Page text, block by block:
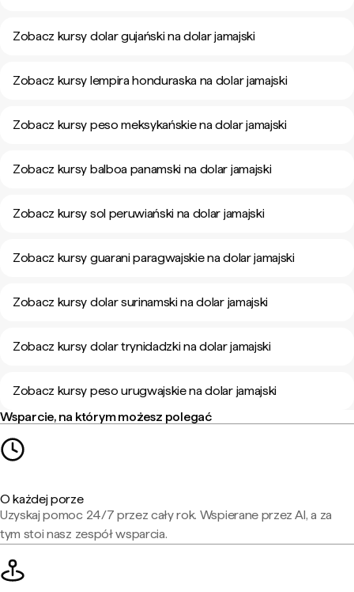
Zobacz kursy dolar gujański na dolar jamajski
Zobacz kursy lempira honduraska na dolar jamajski
Zobacz kursy peso meksykańskie na dolar jamajski
Zobacz kursy balboa panamski na dolar jamajski
Zobacz kursy sol peruwiański na dolar jamajski
Zobacz kursy guarani paragwajskie na dolar jamajski
Zobacz kursy dolar surinamski na dolar jamajski
Zobacz kursy dolar trynidadzki na dolar jamajski
Zobacz kursy peso urugwajskie na dolar jamajski
Wsparcie, na którym możesz polegać
O każdej porze
Uzyskaj pomoc 24/7 przez cały rok. Wspierane przez AI, a za
tym stoi nasz zespół wsparcia.